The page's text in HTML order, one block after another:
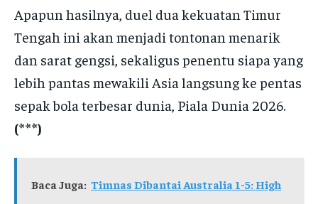
Apapun hasilnya, duel dua kekuatan Timur
Tengah ini akan menjadi tontonan menarik
dan sarat gengsi, sekaligus penentu siapa yang
lebih pantas mewakili Asia langsung ke pentas
sepak bola terbesar dunia, Piala Dunia 2026.
(***)
Baca Juga: Timnas Dibantai Australia 1-5: High